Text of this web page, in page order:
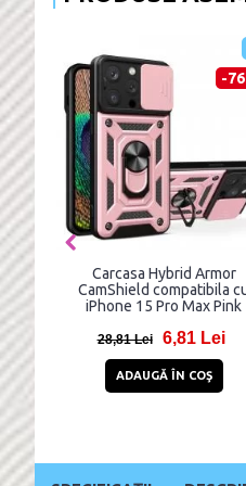
-45%
cu
Clear
Lei
Carcasa Karl
Metal Choupette
MagSafe,
132,84 Lei 70,84
ADAUGĂ ÎN COŞ